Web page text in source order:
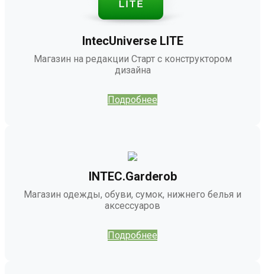
IntecUniverse LITE
Магазин на редакции Старт с конструктором
дизайна
Подробнее
INTEC.Garderob
Магазин одежды, обуви, сумок, нижнего белья и
аксессуаров
Подробнее